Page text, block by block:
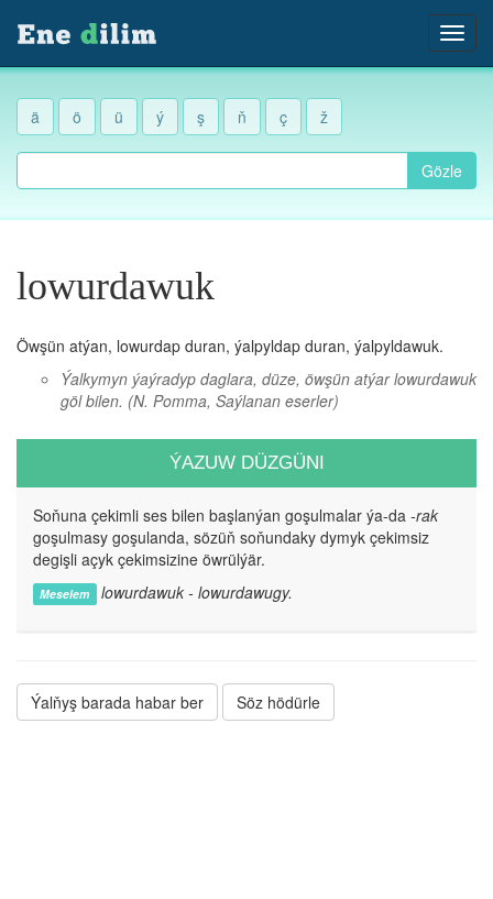
ä ö ü ý ş ň ç ž
Gözle
lowurdawuk
Öwşün atýan, lowurdap duran, ýalpyldap duran, ýalpyldawuk.
Ýalkymyn ýaýradyp daglara, düze, öwşün atýar lowurdawuk
göl bilen. (N. Pomma, Saýlanan eserler)
ÝAZUW DÜZGÜNI
Soňuna çekimli ses bilen başlanýan goşulmalar ýa-da -rak
goşulmasy goşulanda, sözüň soňundaky dymyk çekimsiz
degişli açyk çekimsizine öwrülýär.
Meselem lowurdawuk - lowurdawugy.
Ýalňyş barada habar ber Söz hödürle